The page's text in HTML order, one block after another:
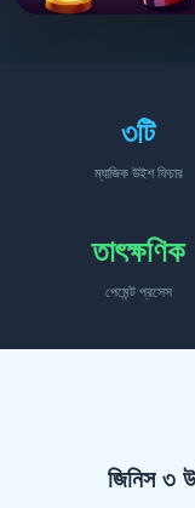
৩টি
ম্যাজিক উইশ ফিচার
তাৎক্ষণিক
পেমেন্ট প্রসেস
জিনিস ৩